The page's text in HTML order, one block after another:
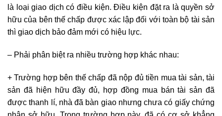
là loại giao dịch có điều kiện. Điều kiện đặt ra là quyền sở
hữu của bên thế chấp được xác lập đối với toàn bộ tài sản
thì giao dịch bảo đảm mới có hiệu lực.
– Phải phân biệt ra nhiều trường hợp khác nhau:
+ Trường hợp bên thế chấp đã nộp đủ tiền mua tài sản, tài
sản đã hiện hữu đầy đủ, hợp đồng mua bán tài sản đã
được thanh lí, nhà đã bàn giao nhưng chưa có giấy chứng